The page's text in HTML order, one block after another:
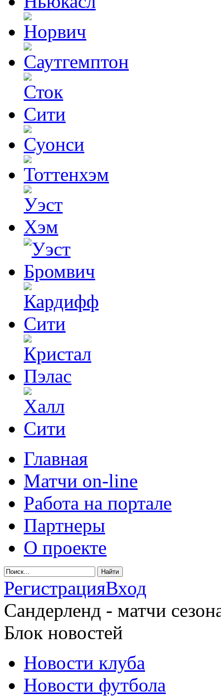
Главная
Матчи on-line
Работа на портале
Партнеры
О проекте
РегистрацияВход
Сандерленд - матчи
Блок новостей
Новости клуба
Новости футбола